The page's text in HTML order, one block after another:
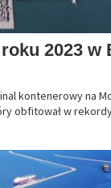
2023 w
kontenerowy na
obfitował w